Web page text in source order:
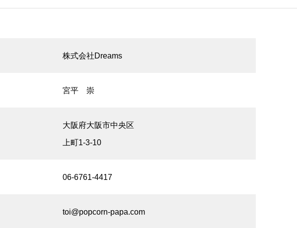
株式会社Dreams
宮平 崇
大阪府大阪市中央区
上町1-3-10
06-6761-4417
toi@popcorn-papa.com